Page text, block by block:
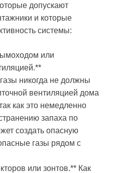
допускают
и которые
системы:
или
никогда не должны
вентиляцией дома
как это немедленно
запаха по
создать опасную
газы рядом с
или зонтов.** Как